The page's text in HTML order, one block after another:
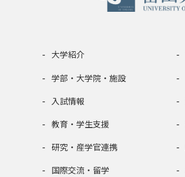
大学紹介
学部・大学院・施設
入試情報
教育・学生支援
研究・産学官連携
国際交流・留学